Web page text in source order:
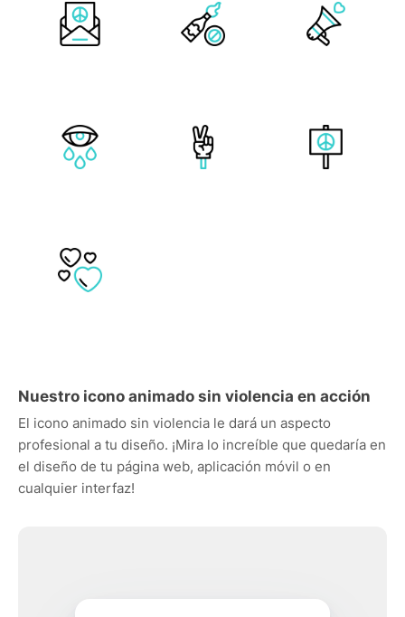
Nuestro icono animado sin violencia en acción
El icono animado sin violencia le dará un aspecto
profesional a tu diseño. ¡Mira lo increíble que quedaría en
el diseño de tu página web, aplicación móvil o en
cualquier interfaz!